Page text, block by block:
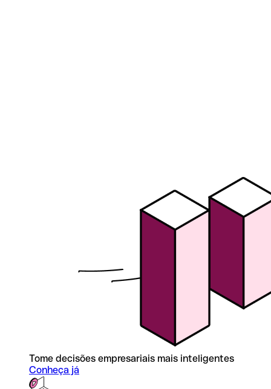
Tome decisões empresariais mais inteligentes
Conheça já